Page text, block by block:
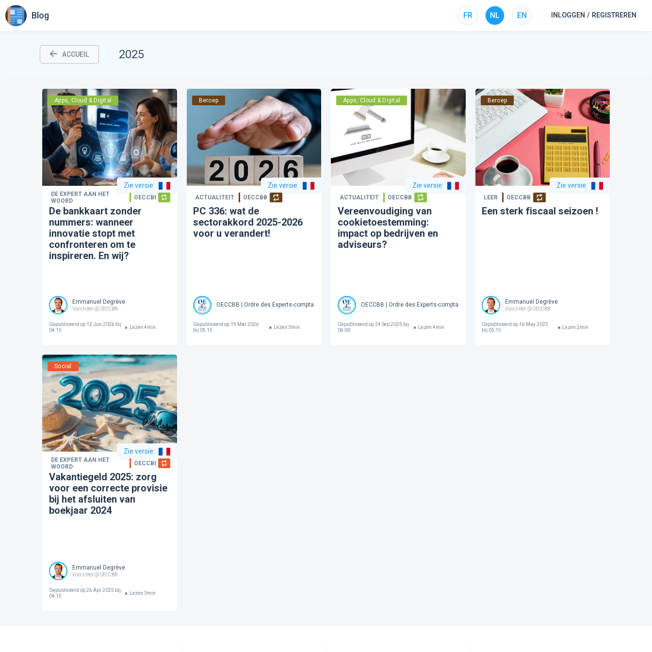
Blog FR NL EN INLOGGEN / REGISTREREN
ACCUEIL 2025
Apps, Cloud & Digital
Zie versie:
DE EXPERT AAN HET
WOORD
OECCBB
De bankkaart zonder
nummers: wanneer
innovatie stopt met
confronteren om te
inspireren. En wij?
Emmanuel Degrève
Voorzitter @ OECCBB
Gepubliceerd op12 Jun 2026 bij
04:15
Lezen 4min
Beroep
Zie versie:
ACTUALITEIT OECCBB
PC 336: wat de
sectorakkord 2025-2026
voor u verandert!
OECCBB | Ordre des Experts-comptables et Comptables Brevetés de Belgique
Gepubliceerd op 19 Mar 2026
bij 05:15
Lezen 3min
Apps, Cloud & Digital
Zie versie:
ACTUALITEIT OECCBB
Vereenvoudiging van
cookietoestemming:
impact op bedrijven en
adviseurs?
OECCBB | Ordre des Experts-comptables et Comptables Brevetés de Belgique
Gepubliceerd op24 Sep 2025 bij
08:00
Lezen 4min
Beroep
Zie versie:
LEER OECCBB
Een sterk fiscaal seizoen !
Emmanuel Degrève
Voorzitter @ OECCBB
Gepubliceerd op 16 May 2025
bij 05:15
Lezen 2min
Social
Zie versie:
DE EXPERT AAN HET
WOORD
OECCBB
Vakantiegeld 2025: zorg
voor een correcte provisie
bij het afsluiten van
boekjaar 2024
Emmanuel Degrève
Voorzitter @ OECCBB
Gepubliceerd op26 Apr 2025 bij
04:15
Lezen 3min